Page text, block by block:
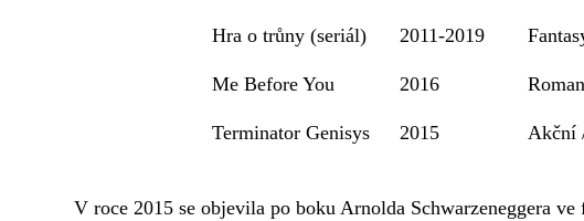
Hra o trůny (seriál) 2011-2019
Me Before You 2016
Terminator Genisys 2015 Akční
V roce 2015 se objevila po boku Arnolda Schwarzeneggera